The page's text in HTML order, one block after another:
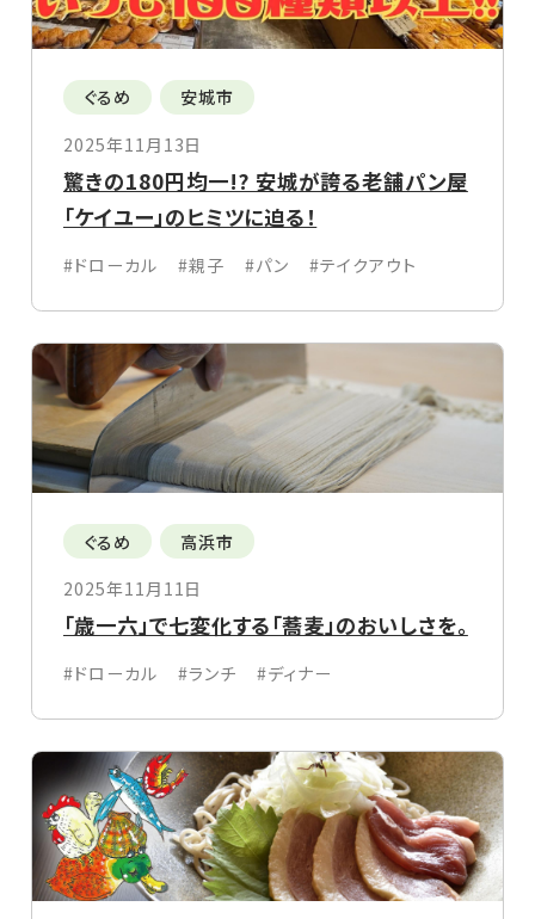
ぐるめ
安城市
2025年11月13日
驚きの180円均一!? 安城が誇る老舗パン屋
「ケイユー」のヒミツに迫る！
#ドローカル #親子 #パン #テイクアウト
ぐるめ
高浜市
2025年11月11日
「歳一六」で七変化する「蕎麦」のおいしさを。
#ドローカル #ランチ #ディナー